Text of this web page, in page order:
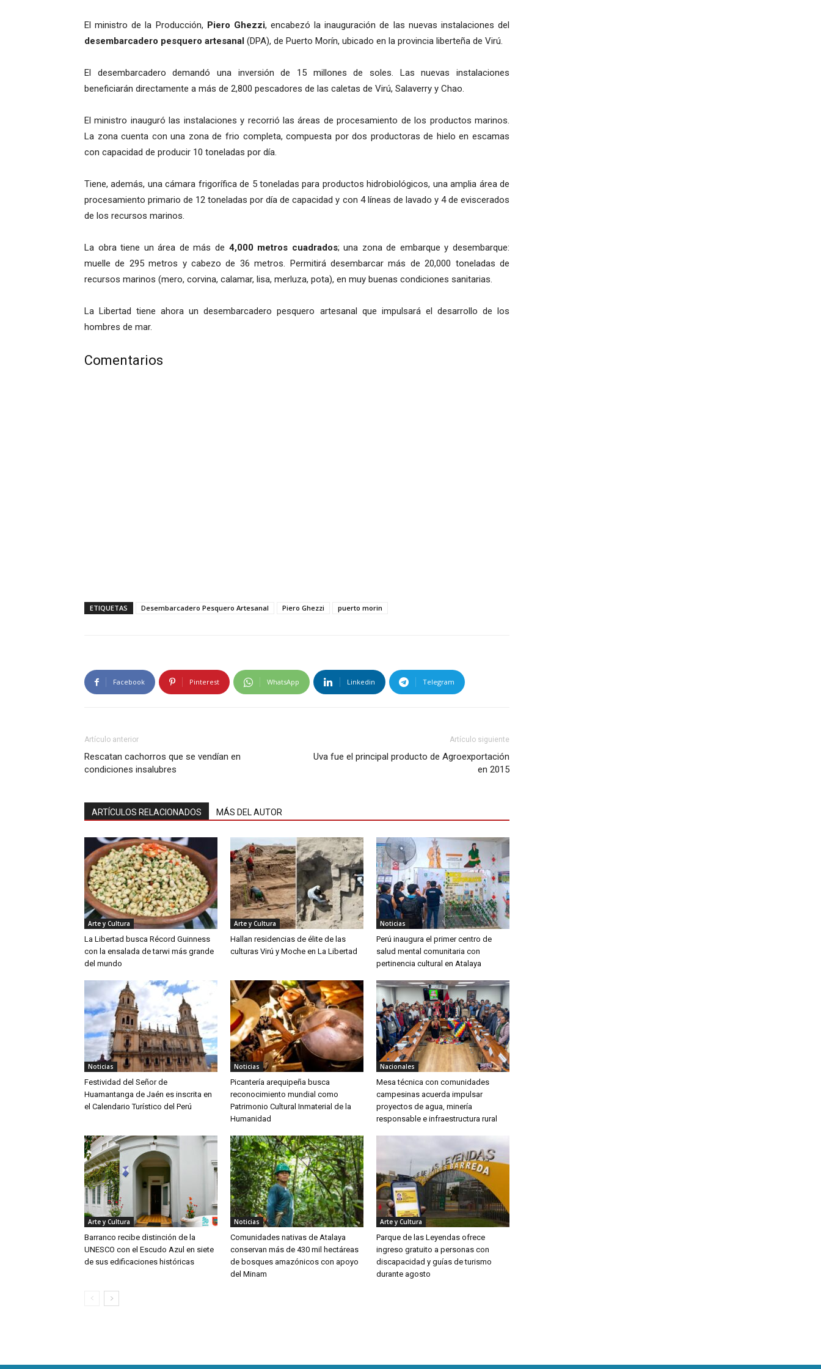
El ministro de la Producción, Piero Ghezzi, encabezó la inauguración de las nuevas instalaciones del
desembarcadero pesquero artesanal (DPA), de Puerto Morín, ubicado en la provincia liberteña de Virú.
El desembarcadero demandó una inversión de 15 millones de soles. Las nuevas instalaciones
beneficiarán directamente a más de 2,800 pescadores de las caletas de Virú, Salaverry y Chao.
El ministro inauguró las instalaciones y recorrió las áreas de procesamiento de los productos marinos.
La zona cuenta con una zona de frio completa, compuesta por dos productoras de hielo en escamas
con capacidad de producir 10 toneladas por día.
Tiene, además, una cámara frigorífica de 5 toneladas para productos hidrobiológicos, una amplia área de
procesamiento primario de 12 toneladas por día de capacidad y con 4 líneas de lavado y 4 de eviscerados
de los recursos marinos.
La obra tiene un área de más de 4,000 metros cuadrados; una zona de embarque y desembarque:
muelle de 295 metros y cabezo de 36 metros. Permitirá desembarcar más de 20,000 toneladas de
recursos marinos (mero, corvina, calamar, lisa, merluza, pota), en muy buenas condiciones sanitarias.
La Libertad tiene ahora un desembarcadero pesquero artesanal que impulsará el desarrollo de los
hombres de mar.
Comentarios
ETIQUETAS Desembarcadero Pesquero Artesanal Piero Ghezzi puerto morin
Facebook Pinterest WhatsApp Linkedin Telegram
Artículo anterior
Rescatan cachorros que se vendían en
condiciones insalubres
Artículo siguiente
Uva fue el principal producto de Agroexportación
en 2015
ARTÍCULOS RELACIONADOS MÁS DEL AUTOR
Arte y Cultura
La Libertad busca Récord Guinness
con la ensalada de tarwi más grande
del mundo
Arte y Cultura
Hallan residencias de élite de las
culturas Virú y Moche en La Libertad
Noticias
Perú inaugura el primer centro de
salud mental comunitaria con
pertinencia cultural en Atalaya
Noticias
Festividad del Señor de
Huamantanga de Jaén es inscrita en
el Calendario Turístico del Perú
Noticias
Picantería arequipeña busca
reconocimiento mundial como
Patrimonio Cultural Inmaterial de la
Humanidad
Nacionales
Mesa técnica con comunidades
campesinas acuerda impulsar
proyectos de agua, minería
responsable e infraestructura rural
Arte y Cultura
Barranco recibe distinción de la
UNESCO con el Escudo Azul en siete
de sus edificaciones históricas
Noticias
Comunidades nativas de Atalaya
conservan más de 430 mil hectáreas
de bosques amazónicos con apoyo
del Minam
Arte y Cultura
Parque de las Leyendas ofrece
ingreso gratuito a personas con
discapacidad y guías de turismo
durante agosto